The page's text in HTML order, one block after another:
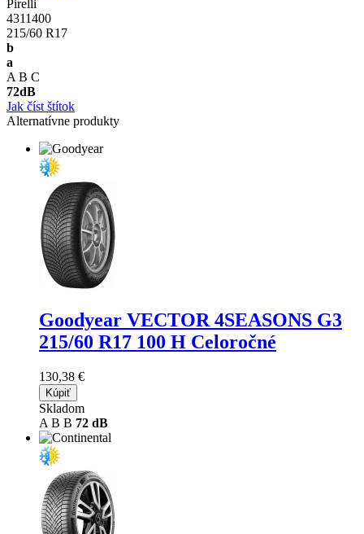
Pirelli
4311400
215/60 R17
b
a
A B C
72dB
Jak číst štítok
Alternatívne produkty
Goodyear VECTOR 4SEASONS G3
215/60 R17 100 H Celoročné
130,38 €
Kúpiť
Skladom
A B B 72 dB